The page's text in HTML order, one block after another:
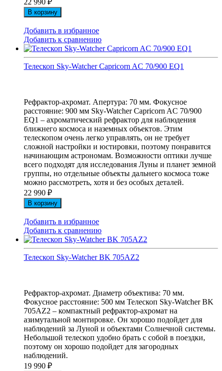
22 990 ₽
В корзину
Добавить в избранное
Добавить к сравнению
Телескоп Sky-Watcher Capricorn AC 70/900 EQ1
Рефрактор-ахромат. Апертура: 70 мм. Фокусное
расстояние: 900 мм Sky-Watcher Capricorn AC 70/900
EQ1 – ахроматический рефрактор для наблюдения
ближнего космоса и наземных объектов. Этим
телескопом очень легко управлять, он не требует
сложной настройки и юстировки, поэтому понравится
начинающим астрономам. Возможности оптики лучше
всего подходят для исследования Луны и планет земной
группы, но отдельные объекты дальнего космоса тоже
можно рассмотреть, хотя и без особых деталей.
22 990 ₽
В корзину
Добавить в избранное
Добавить к сравнению
Телескоп Sky-Watcher BK 705AZ2
Рефрактор-ахромат. Диаметр объектива: 70 мм.
Фокусное расстояние: 500 мм Телескоп Sky-Watcher BK
705AZ2 – компактный рефрактор-ахромат на
азимутальной монтировке. Он хорошо подойдет для
наблюдений за Луной и объектами Солнечной системы.
Небольшой телескоп удобно брать с собой в поездки,
поэтому он хорошо подойдет для загородных
наблюдений.
19 990 ₽